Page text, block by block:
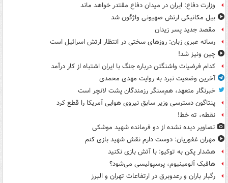
وزارت دفاع: ایران در میدان دفاع مقتدر خواهد ماند
بیل مکانیکی ارتش صهیونی واژگون شد
مقصد جدید پسر زیدان
رسانه عبری زبان: روزهای سختی در انتظار ارتش اسرائیل است
چین ونیز شد!
کدام فرضیات واشنگتن درباره جنگ با ایران اشتباه از کار درآمد
آخرین وضعیت نبرد به روایت مهدی محمدی
خبرنگار متعهد، هم‌سنگر رزمندگان پشت لانچر است
پنتاگون دسترسی وزیر سابق نیروی هوایی آمریکا را قطع کرد
نقطه، ته خط!
تصاویر دیده‌ نشده از دو فرمانده شهید موشکی
مهران غفوریان: دوست دارم نقش شهید بازی کنم
هشدار پکن به توکیو: با آتش بازی نکنید
هافبک آلومینیوم، پرسپولیسی می‌شود؟
رگبار باران و رعدوبرق در ارتفاعات تهران و البرز